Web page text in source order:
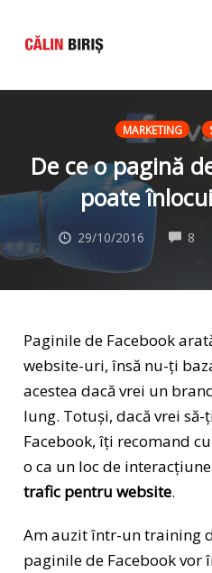
MARKETING
De ce o pagină
poate
29/10/2016 8
Paginile de Facebook
website-uri, însă nu-ți
acestea dacă vrei un
lung. Totuși, dacă vrei
Facebook, îți recomand
o ca un loc de
trafic pentru website.
Am auzit într-un training
paginile de Facebook vor